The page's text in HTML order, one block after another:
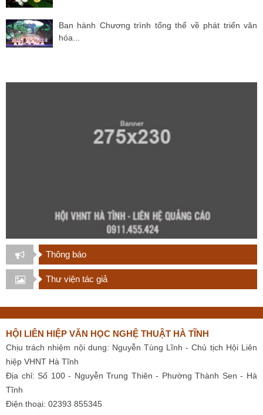
Ban hành Chương trình tổng thể về phát triển văn
hóa...
Thông báo
Thư viện tác giả
HỘI LIÊN HIỆP VĂN HỌC NGHỆ THUẬT HÀ TĨNH
Chịu trách nhiệm nội dung: Nguyễn Tùng Lĩnh - Chủ tịch Hội Liên
hiệp VHNT Hà Tĩnh
Địa chỉ: Số 100 - Nguyễn Trung Thiên - Phường Thành Sen - Hà
Tĩnh
Điện thoại: 02393 855345